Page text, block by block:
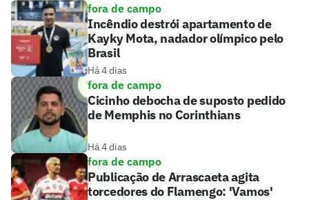
fora de campo
Incêndio destrói apartamento de
Kayky Mota, nadador olímpico pelo
Brasil
Há 4 dias
fora de campo
Cicinho debocha de suposto pedido
de Memphis no Corinthians
Há 4 dias
fora de campo
Publicação de Arrascaeta agita
torcedores do Flamengo: 'Vamos'